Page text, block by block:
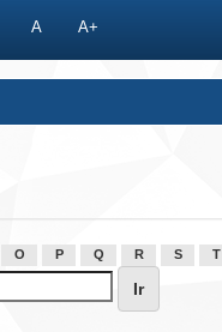
A A+
O P Q R S T